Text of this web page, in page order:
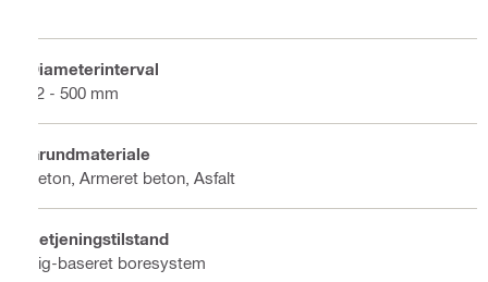
Diameterinterval
12 - 500 mm
Grundmateriale
Beton, Armeret beton, Asfalt
Betjeningstilstand
Rig-baseret boresystem